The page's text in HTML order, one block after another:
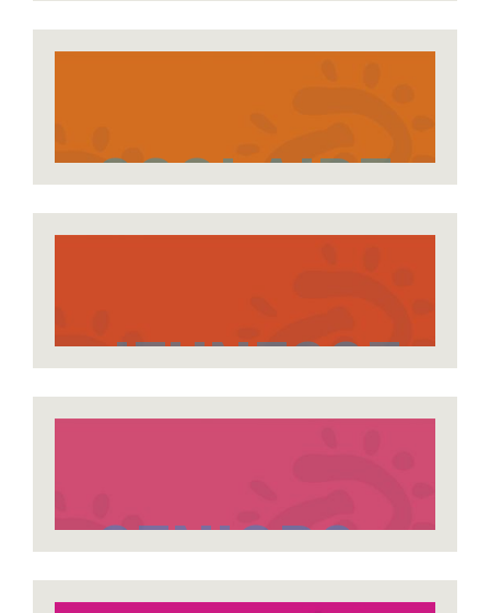
SCOLAIRE
JEUNESSE
SENIORS